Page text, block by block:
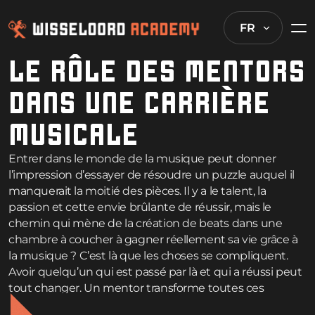
FR
LE RÔLE DES MENTORS
DANS UNE CARRIÈRE
MUSICALE
Entrer dans le monde de la musique peut donner
l’impression d’essayer de résoudre un puzzle auquel il
manquerait la moitié des pièces. Il y a le talent, la
passion et cette envie brûlante de réussir, mais le
chemin qui mène de la création de beats dans une
chambre à coucher à gagner réellement sa vie grâce à
la musique ? C’est là que les choses se compliquent.
Avoir quelqu’un qui est passé par là et qui a réussi peut
tout changer. Un mentor transforme toutes ces
suppositions en un chemin clair vers l’avant, aidant à